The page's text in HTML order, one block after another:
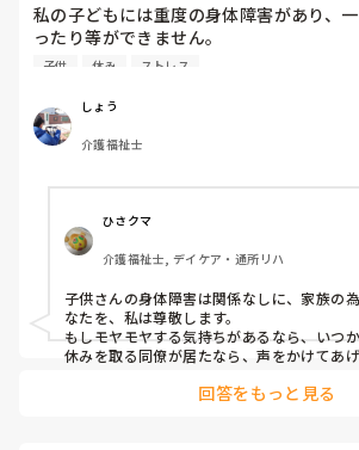
私の子どもには重度の身体障害があり、
ったり等ができません。
ができなくなってしまいました。(子ども
な施設がなく、親にも頼れない)
職場に事情を話し、１週間休みを頂いた
んでしまったことへの罪悪感がずっと心
モヤしてしまいます。
5月には私が怪我をしてしまい、仕事を休
職場の人には申し訳ない気持ちでいっぱい
家族が一番大事なので、正しい選択をし
すが、何かモヤモヤが消えなくて…
職場の人からしたら、あの人はすぐ休む
子供 休み ストレス
しょう
介護福祉士
ひさクマ
介護福祉士, デイケア・通所リハ
子供さんの身体障害は関係なしに、家族の
なたを、私は尊敬します。
もしモヤモヤする気持ちがあるなら、いつ
休みを取る同僚が居たなら、声をかけてあ
回答をもっと見る